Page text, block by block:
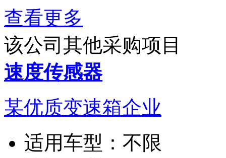
查看更多
该公司其他采购项目
速度传感器
某优质变速箱企业
适用车型： 不限